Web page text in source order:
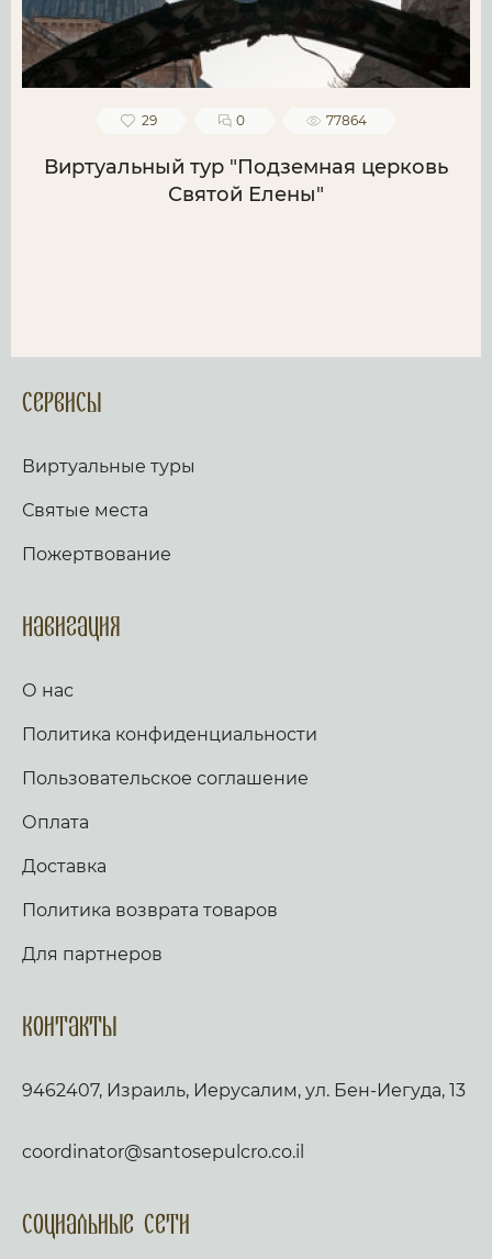
29 0 77864
Виртуальный тур "Подземная церковь
Святой Елены"
Сервисы
Виртуальные туры
Святые места
Пожертвование
Навигация
О нас
Политика конфиденциальности
Пользовательское соглашение
Оплата
Доставка
Политика возврата товаров
Для партнеров
Контакты
9462407, Израиль, Иерусалим, ул. Бен-Иегуда, 13
coordinator@santosepulcro.co.il
Социальные сети